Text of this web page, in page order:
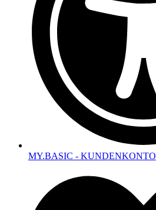
MY.BASIC - KUNDENKONTO